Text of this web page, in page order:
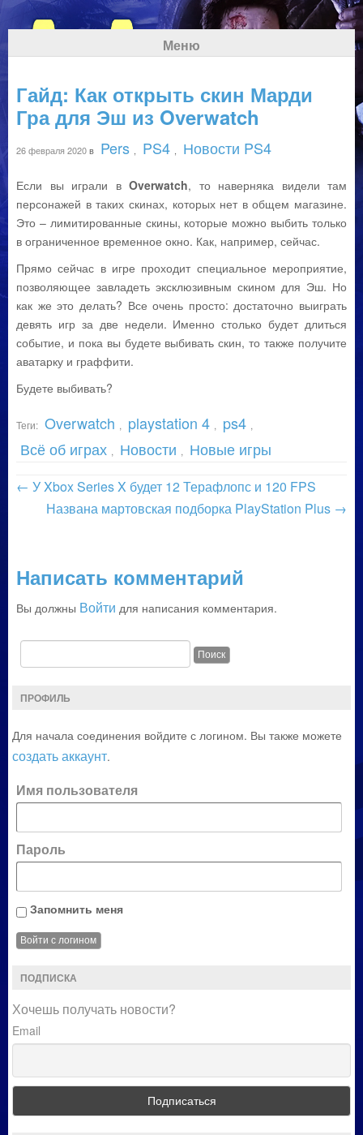
Меню
Гайд: Как открыть скин Марди
Гра для Эш из Overwatch
26 февраля 2020в Pers PS4 Новости PS4
Если вы играли в Overwatch, то наверняка видели там
персонажей в таких скинах, которых нет в общем магазине.
Это – лимитированные скины, которые можно выбить только
в ограниченное временное окно. Как, например, сейчас.
Прямо сейчас в игре проходит специальное мероприятие,
позволяющее завладеть эксклюзивным скином для Эш. Но
как же это делать? Все очень просто: достаточно выиграть
девять игр за две недели. Именно столько будет длиться
событие, и пока вы будете выбивать скин, то также получите
аватарку и граффити.
Будете выбивать?
Теги: Overwatch , playstation 4 , ps4 ,
Всё об играх , Новости , Новые игры
← У Xbox Series X будет 12 Терафлопс и 120 FPS
Названа мартовская подборка PlayStation Plus →
Написать комментарий
Вы должны Войти для написания комментария.
ПРОФИЛЬ
Для начала соединения войдите с логином. Вы также можете
создать аккаунт.
Имя пользователя
Пароль
Запомнить меня
ПОДПИСКА
Хочешь получать новости?
Email